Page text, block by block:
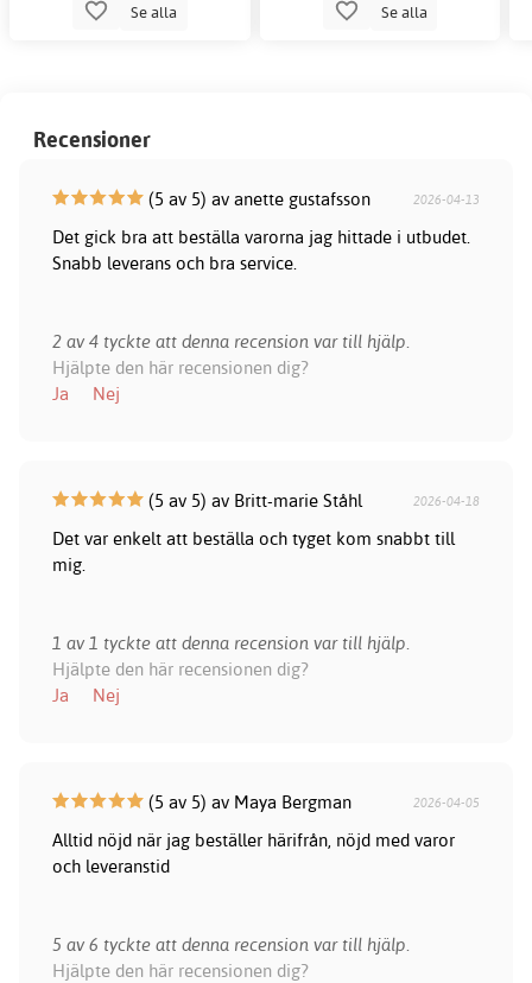
Se alla Se alla
Recensioner
(5 av 5) av anette gustafsson 2026-04-13
Det gick bra att beställa varorna jag hittade i utbudet.
Snabb leverans och bra service.
2 av 4 tyckte att denna recension var till hjälp.
Hjälpte den här recensionen dig?
Ja
Nej
(5 av 5) av Britt-marie Ståhl 2026-04-18
Det var enkelt att beställa och tyget kom snabbt till
mig.
1 av 1 tyckte att denna recension var till hjälp.
Hjälpte den här recensionen dig?
Ja
Nej
(5 av 5) av Maya Bergman 2026-04-05
Alltid nöjd när jag beställer härifrån, nöjd med varor
och leveranstid
5 av 6 tyckte att denna recension var till hjälp.
Hjälpte den här recensionen dig?